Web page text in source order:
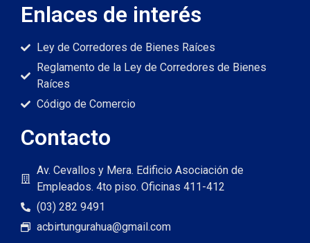
Enlaces de interés
Ley de Corredores de Bienes Raíces
Reglamento de la Ley de Corredores de Bienes
Raíces
Código de Comercio
Contacto
Av. Cevallos y Mera. Edificio Asociación de
Empleados. 4to piso. Oficinas 411-412
(03) 282 9491
acbirtungurahua@gmail.com